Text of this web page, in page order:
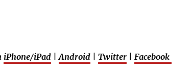
iPhone/iPad |Android Twitter Facebook